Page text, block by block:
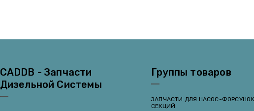
CADDB - Запчасти
Дизельной Системы
Группы товаров
ЗАПЧАСТИ ДЛЯ НАСОС-
СЕКЦИЙ